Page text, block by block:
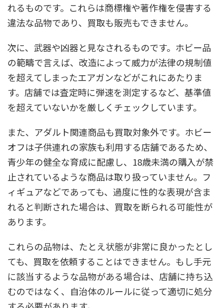
れるものです。これらは商標権や著作権を侵害する
違法な品物であり、買取も販売もできません。
次に、武器や凶器と見なされるものです。ホビー品
の範疇で言えば、改造によって威力が法律の規制値
を超えてしまったエアガンなどがこれにあたりま
す。店舗では査定時に弾速を測定するなど、基準値
を超えていないかを厳しくチェックしています。
また、アダルト関連商品も買取対象外です。ホビー
オフは子供連れの家族も利用する店舗であるため、
青少年の健全な育成に配慮し、18歳未満の購入が禁
止されているような商品は取り扱っていません。フ
ィギュアなどであっても、過度に性的な表現が含ま
れると判断された場合は、買取を断られる可能性が
あります。
これらの品物は、たとえ状態が非常に良かったとし
ても、買取を依頼することはできません。もし手元
に該当するような品物がある場合は、店舗に持ち込
むのではなく、自治体のルールに従って適切に処分